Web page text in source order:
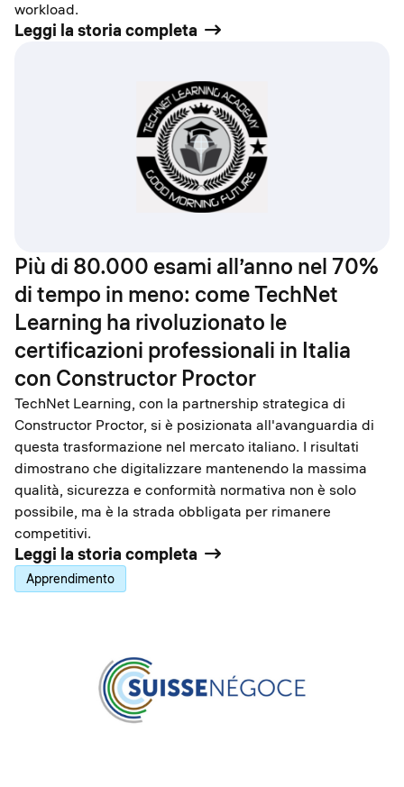
workload.
Leggi la storia completa
Più di 80.000 esami all’anno nel 70%
di tempo in meno: come TechNet
Learning ha rivoluzionato le
certificazioni professionali in Italia
con Constructor Proctor
TechNet Learning, con la partnership strategica di
Constructor Proctor, si è posizionata all'avanguardia di
questa trasformazione nel mercato italiano. I risultati
dimostrano che digitalizzare mantenendo la massima
qualità, sicurezza e conformità normativa non è solo
possibile, ma è la strada obbligata per rimanere
competitivi.
Leggi la storia completa
Apprendimento